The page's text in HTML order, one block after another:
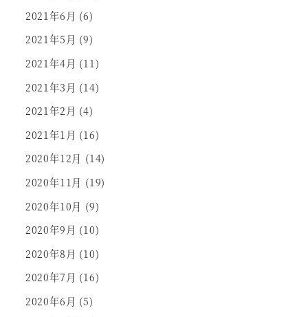
2021年6月 (6)
2021年5月 (9)
2021年4月 (11)
2021年3月 (14)
2021年2月 (4)
2021年1月 (16)
2020年12月 (14)
2020年11月 (19)
2020年10月 (9)
2020年9月 (10)
2020年8月 (10)
2020年7月 (16)
2020年6月 (5)